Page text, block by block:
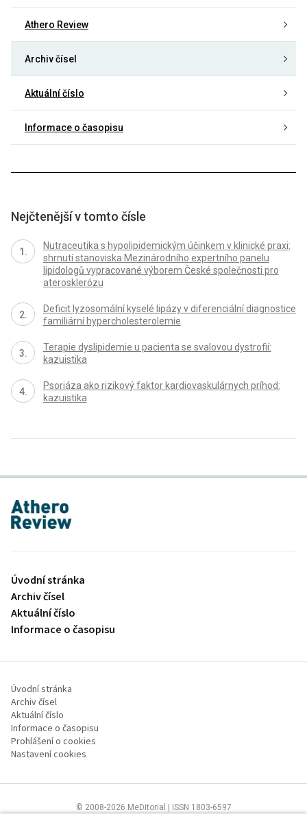
Athero Review
Archiv čísel
Aktuální číslo
Informace o časopisu
Nejčtenější v tomto čísle
Nutraceutika s hypolipidemickým účinkem v klinické praxi:
shrnutí stanoviska Mezinárodního expertního panelu
lipidologů vypracované výborem České společnosti pro
aterosklerózu
Deficit lyzosomální kyselé lipázy v diferenciální diagnostice
familiární hypercholesterolemie
Terapie dyslipidemie u pacienta se svalovou dystrofií:
kazuistika
Psoriáza ako rizikový faktor kardiovaskulárnych príhod:
kazuistika
proLékaře.cz
Úvodní stránka
Archiv čísel
Aktuální číslo
Informace o časopisu
Úvodní stránka
Archiv čísel
Aktuální číslo
Informace o časopisu
Prohlášení o cookies
Nastavení cookies
© 2008-2026 MeDitorial | ISSN 1803-6597